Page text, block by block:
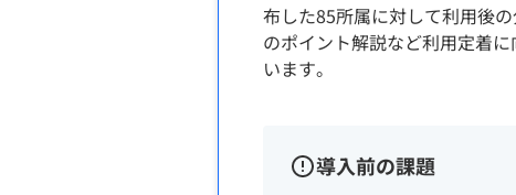
布した85所属に対して利用後
のポイント解説など利用定着
います。
導入前の課題